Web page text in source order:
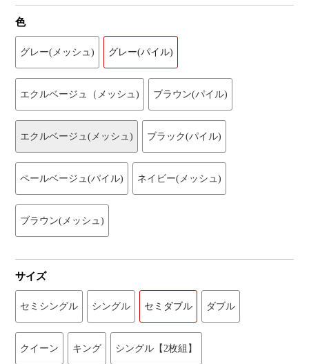
色
グレー(メッシュ) グレー(パイル)
エクルベージュ（メッシュ) ブラウン(パイル)
エクルベージュ(メッシュ) ブラック(パイル)
ペールベージュ(パイル) ネイビー(メッシュ)
ブラウン(メッシュ)
サイズ
セミシングル シングル セミダブル ダブル
クイーン キング シングル【2枚組】